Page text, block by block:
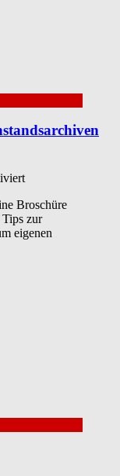
für
in
den
Broschüre
zur
eigenen